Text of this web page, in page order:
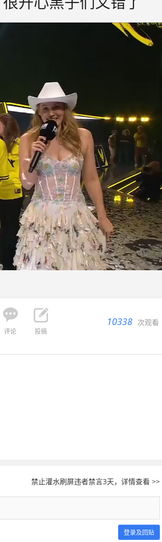

评论

投搞
10338 次观看
禁止灌水刷屏违者禁言3天，详情查看 >>
登录及回贴